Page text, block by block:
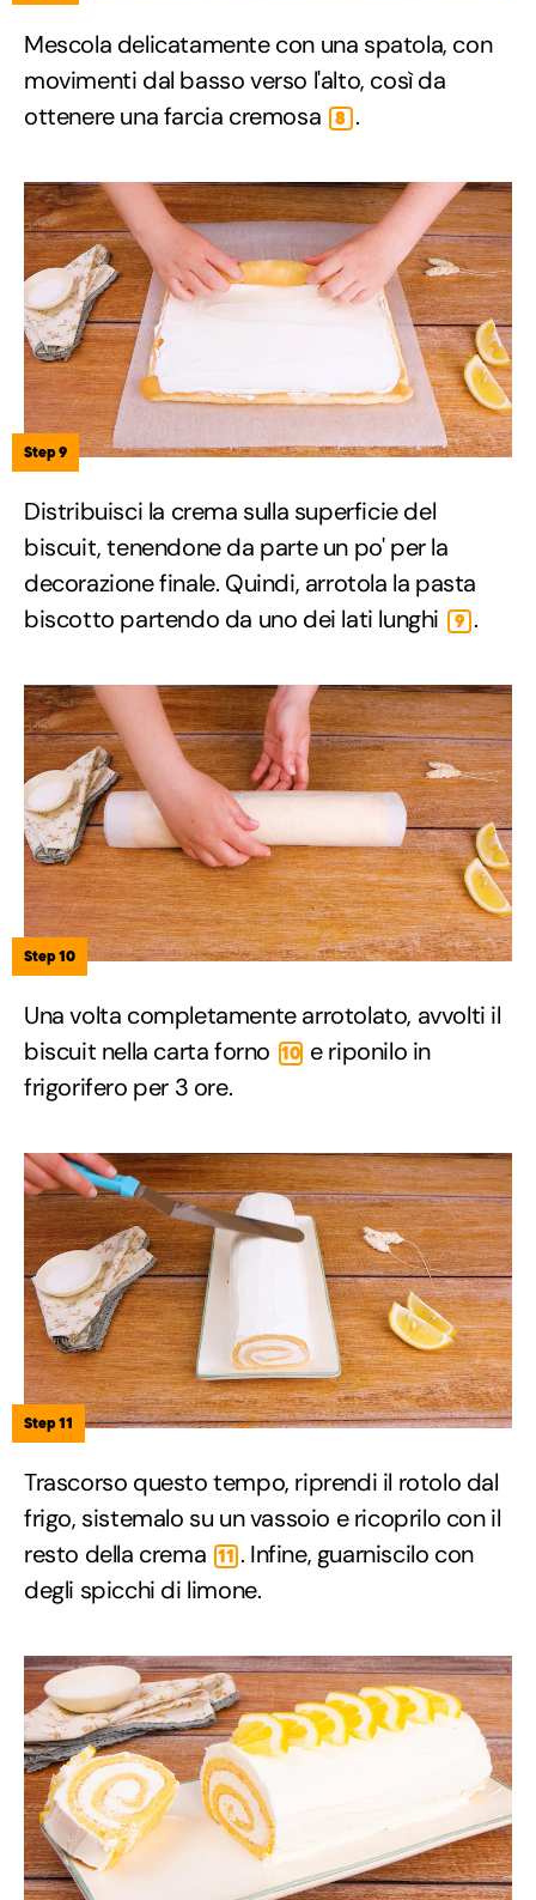
Mescola delicatamente con una spatola, con
movimenti dal basso verso l'alto, così da
ottenere una farcia cremosa
8 .
Step 9
Distribuisci la crema sulla superficie del
biscuit, tenendone da parte un po' per la
decorazione finale. Quindi, arrotola la pasta
biscotto partendo da uno dei lati lunghi
9 .
Step 10
Una volta completamente arrotolato, avvolti il
biscuit nella carta forno 10 e riponilo in
frigorifero per 3 ore.
Step 11
Trascorso questo tempo, riprendi il rotolo dal
frigo, sistemalo su un vassoio e ricoprilo con il
resto della crema 11 . Infine, guarniscilo con
degli spicchi di limone.